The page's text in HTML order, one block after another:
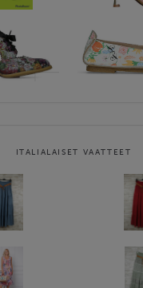
ITALIALAISET VAATTEET